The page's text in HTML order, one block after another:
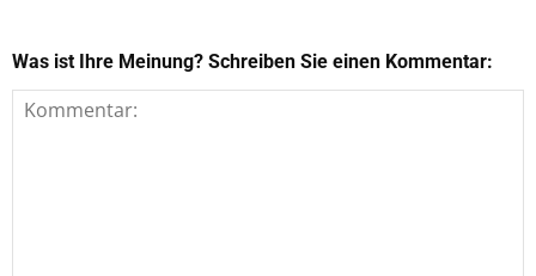
Was ist Ihre Meinung? Schreiben Sie einen Kommentar: